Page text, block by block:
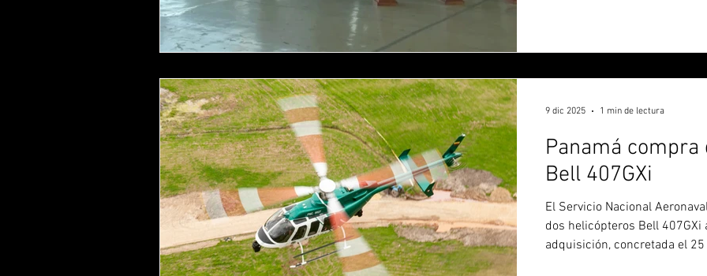
Panamá
Bell 407GXi
El Servicio Nacional
dos helicópteros Bell 407GXi
adquisición, concretada el
9 dic 2025 1 min de lectura